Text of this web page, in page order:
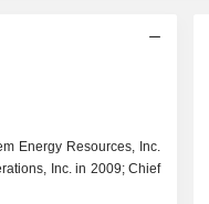
Energy Resources, Inc.
Inc. in 2009; Chief